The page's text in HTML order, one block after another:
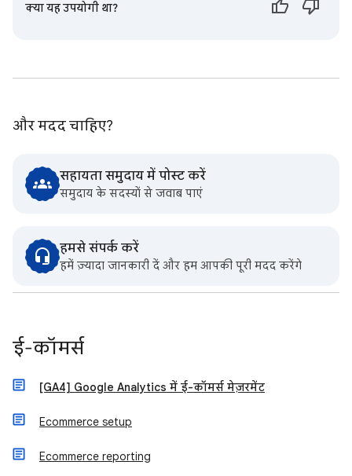
क्या यह उपयोगी था?
और मदद चाहिए?
सहायता समुदाय में पोस्ट करें
समुदाय के सदस्यों से जवाब पाएं
हमसे संपर्क करें
हमें ज़्यादा जानकारी दें और हम आपकी पूरी मदद करेंगे
ई-कॉमर्स
[GA4] Google Analytics में ई-कॉमर्स मेज़रमेंट
Ecommerce setup
Ecommerce reporting